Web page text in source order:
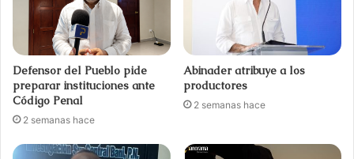
Defensor del Pueblo pide
preparar instituciones ante
Código Penal
2 semanas hace
Abinader atribuye a los
productores
2 semanas hace